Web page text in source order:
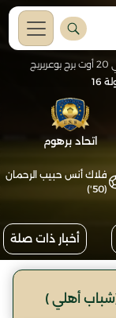
16
اتحاد برهوم
فلاك أنس حبيب الرحمان
(50')
أخبار ذات صلة
أهلي )